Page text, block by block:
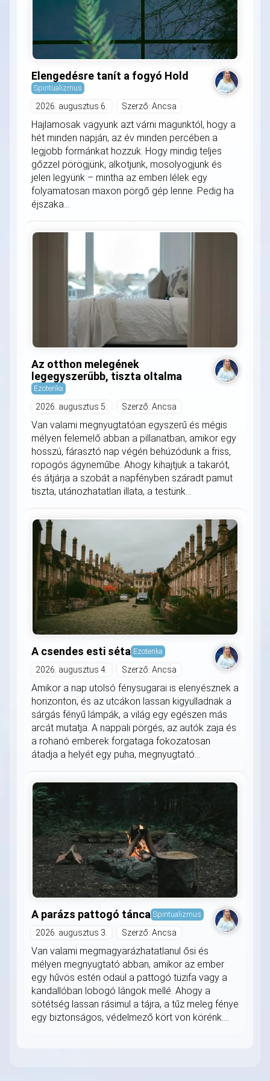
Elengedésre tanít a fogyó Hold
Spiritualizmus
2026. augusztus 6. Szerző: Ancsa
Hajlamosak vagyunk azt várni magunktól, hogy a
hét minden napján, az év minden percében a
legjobb formánkat hozzuk. Hogy mindig teljes
gőzzel pörögjünk, alkotjunk, mosolyogjunk és
jelen legyünk – mintha az emberi lélek egy
folyamatosan maxon pörgő gép lenne. Pedig ha
éjszaka...
Az otthon melegének
legegyszerűbb, tiszta oltalma
Ezoterika
2026. augusztus 5. Szerző: Ancsa
Van valami megnyugtatóan egyszerű és mégis
mélyen felemelő abban a pillanatban, amikor egy
hosszú, fárasztó nap végén behúzódunk a friss,
ropogós ágyneműbe. Ahogy kihajtjuk a takarót,
és átjárja a szobát a napfényben száradt pamut
tiszta, utánozhatatlan illata, a testünk...
A csendes esti séta Ezoterika
2026. augusztus 4. Szerző: Ancsa
Amikor a nap utolsó fénysugarai is elenyésznek a
horizonton, és az utcákon lassan kigyulladnak a
sárgás fényű lámpák, a világ egy egészen más
arcát mutatja. A nappali pörgés, az autók zaja és
a rohanó emberek forgataga fokozatosan
átadja a helyét egy puha, megnyugtató...
A parázs pattogó tánca Spiritualizmus
2026. augusztus 3. Szerző: Ancsa
Van valami megmagyarázhatatlanul ősi és
mélyen megnyugtató abban, amikor az ember
egy hűvös estén odaül a pattogó tüzifa vagy a
kandallóban lobogó lángok mellé. Ahogy a
sötétség lassan rásimul a tájra, a tűz meleg fénye
egy biztonságos, védelmező kört von körénk....